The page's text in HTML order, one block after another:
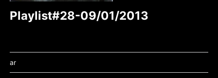
Playlist#28-09/01/2013
ar